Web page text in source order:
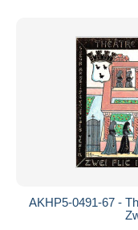
AKHP5-0491-67 -